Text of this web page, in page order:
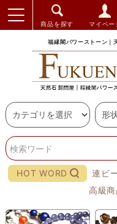
商品を探す マイペー
福縁閣パワーストーン｜
HOT WORD 連ビ
高級商